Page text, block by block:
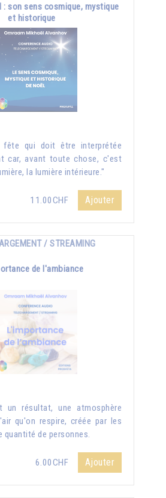
: son sens cosmique, mystique
et historique
qui doit être interprétée
car, avant toute chose, c'est
la lumière intérieure."
11.00CHF Ajouter
/ STREAMING
de l'ambiance
un résultat, une atmosphère
qu'on respire, créée par les
quantité de personnes.
6.00CHF Ajouter